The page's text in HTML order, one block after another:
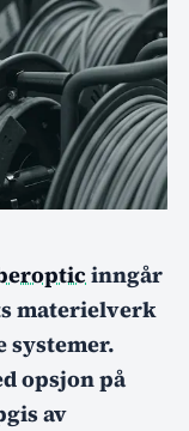
inngår
materielverk
systemer.
opsjon på
av